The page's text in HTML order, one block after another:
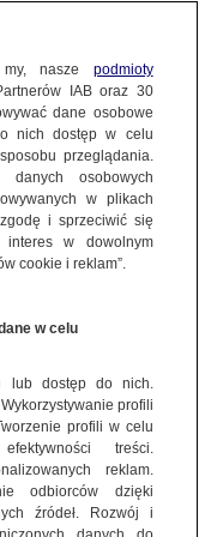
WYBIERZ STRONĘ
nasze podmioty
IAB oraz 30
dane osobowe
nich dostęp w celu
przeglądania.
osobowych
w plikach
i sprzeciwić się
interes w dowolnym
cookie i reklam”.
w celu
lub dostęp do nich.
profili
profili w celu
treści.
reklam.
odbiorców dzięki
źródeł. Rozwój i